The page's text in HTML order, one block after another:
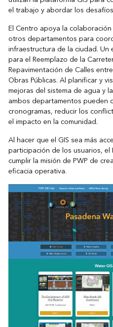
el trabajo y abordar los
El Centro apoya la
otros departamentos para
infraestructura de la ciudad. Un
para el Reemplazo de la
Repavimentación de Calles
Obras Públicas. Al planificar y
mejoras del sistema de agua y
ambos departamentos pueden
cronogramas, reducir los
el impacto en la comunidad.
Al hacer que el GIS sea más
participación de los usuarios,
cumplir la misión de PWP de
eficacia operativa.